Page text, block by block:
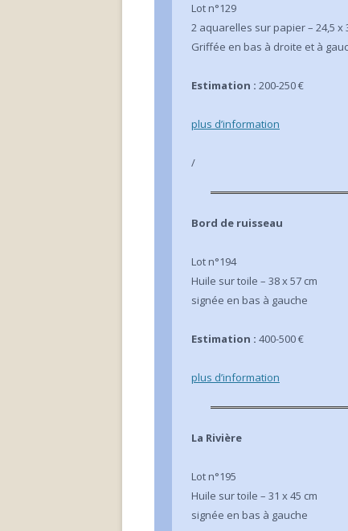
Lot n°129
2 aquarelles sur papier – 24,5 x
Griffée en bas à droite et à
Estimation : 200-250 €
plus d’information
/
Bord de ruisseau
Lot n°194
Huile sur toile – 38 x 57 cm
signée en bas à gauche
Estimation : 400-500 €
plus d’information
La Rivière
Lot n°195
Huile sur toile – 31 x 45 cm
signée en bas à gauche